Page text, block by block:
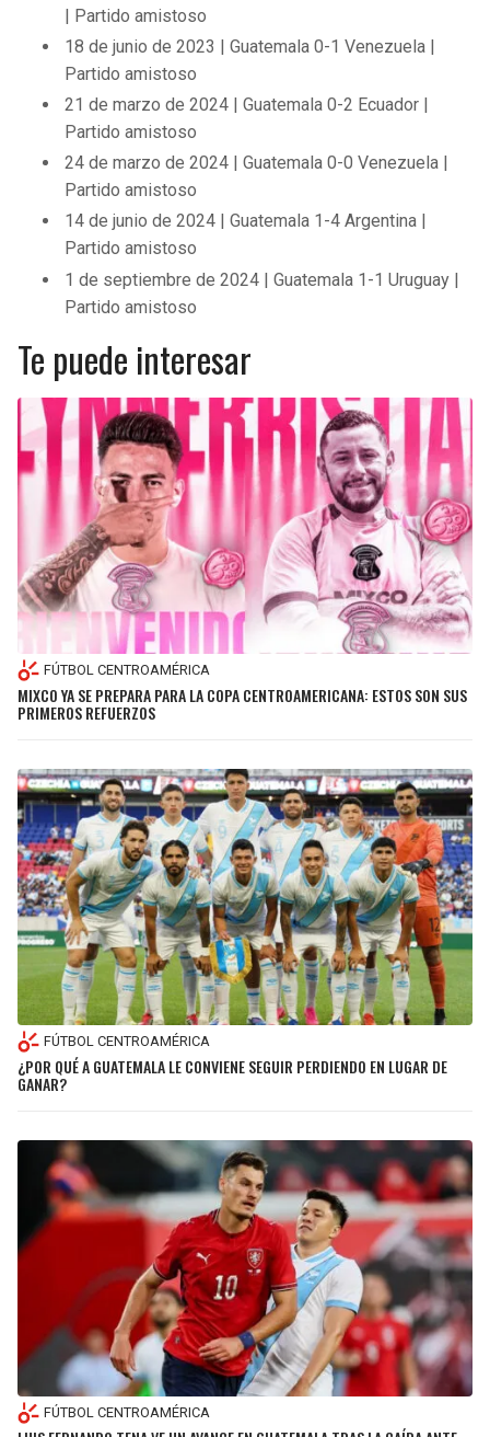
| Partido amistoso
18 de junio de 2023 | Guatemala 0-1 Venezuela |
Partido amistoso
21 de marzo de 2024 | Guatemala 0-2 Ecuador |
Partido amistoso
24 de marzo de 2024 | Guatemala 0-0 Venezuela |
Partido amistoso
14 de junio de 2024 | Guatemala 1-4 Argentina |
Partido amistoso
1 de septiembre de 2024 | Guatemala 1-1 Uruguay |
Partido amistoso
Te puede interesar
FÚTBOL CENTROAMÉRICA
MIXCO YA SE PREPARA PARA LA COPA CENTROAMERICANA: ESTOS SON SUS
PRIMEROS REFUERZOS
FÚTBOL CENTROAMÉRICA
¿POR QUÉ A GUATEMALA LE CONVIENE SEGUIR PERDIENDO EN LUGAR DE
GANAR?
FÚTBOL CENTROAMÉRICA